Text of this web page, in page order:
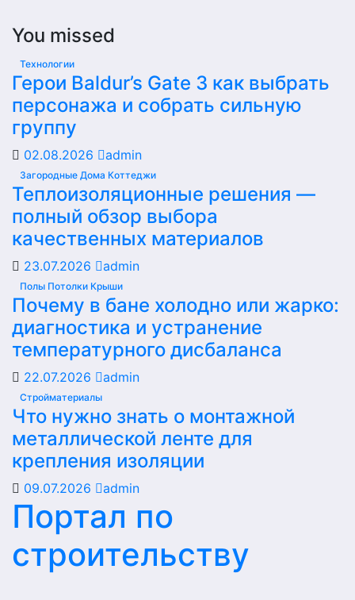
You missed
Технологии
Герои Baldur’s Gate 3 как выбрать
персонажа и собрать сильную
группу
02.08.2026 admin
Загородные Дома Коттеджи
Теплоизоляционные решения —
полный обзор выбора
качественных материалов
23.07.2026 admin
Полы Потолки Крыши
Почему в бане холодно или жарко:
диагностика и устранение
температурного дисбаланса
22.07.2026 admin
Стройматериалы
Что нужно знать о монтажной
металлической ленте для
крепления изоляции
09.07.2026 admin
Портал по
строительству